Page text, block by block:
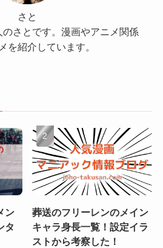
さと
のさとです。漫画やアニメ関係
を紹介しています。
ン
タ
葬送のフリーレンのメイン
キャラ身長一覧！設定イラ
ストから考察した！